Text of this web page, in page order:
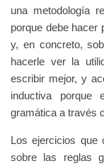
una metodología
porque debe hacer
y, en concreto,
hacerle ver la
escribir mejor, y
inductiva porque
gramática a través
Los ejercicios que
sobre las reglas